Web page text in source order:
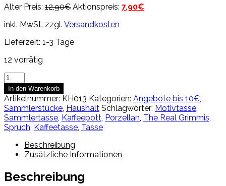
Alter Preis: 12,90€ Ursprünglicher
war:
Aktionspreis: 7,90€
inkl. MwSt. zzgl. Versandkosten
Lieferzeit: 1-3 Tage
12 vorrätig
Motiv-/Sammeltasse
"Ich
liebe
den
Geschmack
von
Benzin
Morgen!"
0,3l
/
In den Warenkorb
Artikelnummer: KH013 Kategorien: Angebote bis 10€
Sammlerstücke Haushalt Schlagwörter: Motivtasse
Sammlertasse Kaffeepott Porzellan The Real Grimmis
Spruch Kaffeetasse Tasse
Beschreibung
Zusätzliche Informationen
Beschreibung